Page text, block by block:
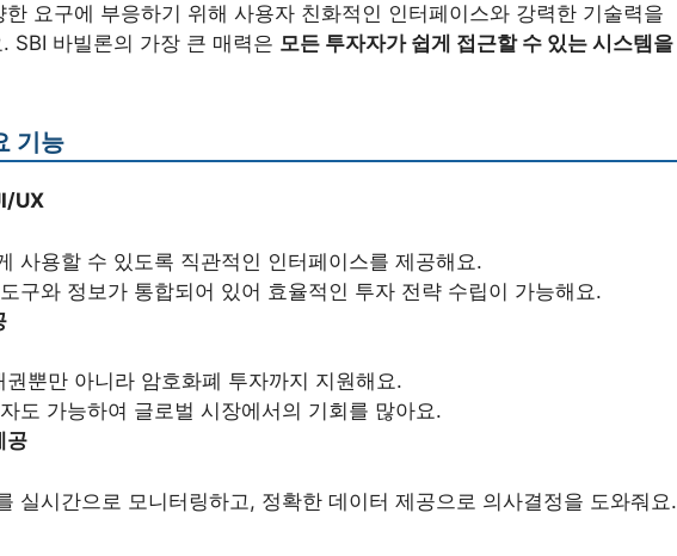
요구에 부응하기 위해 사용자 친화적인 인터페이스와 강력한 기술력을
SBI 바빌론의 가장 큰 매력은 모든 투자자가 쉽게 접근할 수 있는 시스템을
기능
UX
사용할 수 있도록 직관적인 인터페이스를 제공해요.
구와 정보가 통합되어 있어 효율적인 투자 전략 수립이 가능해요.
권뿐만 아니라 암호화폐 투자까지 지원해요.
도 가능하여 글로벌 시장에서의 기회를 많아요.
공
실시간으로 모니터링하고, 정확한 데이터 제공으로 의사결정을 도와줘요.